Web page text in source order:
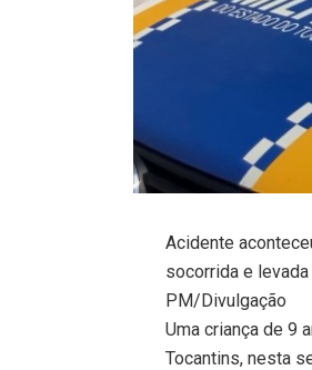
Acidente
socorrida e
PM/Divulgação
Uma criança de 9
Tocantins, nesta